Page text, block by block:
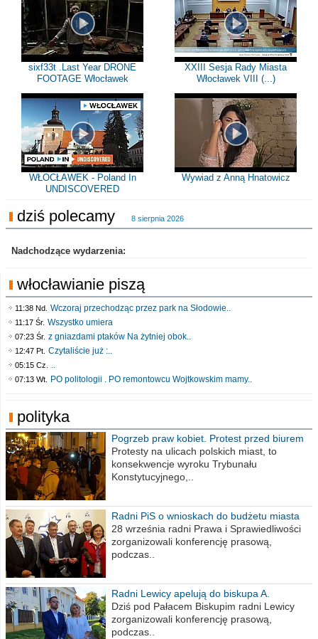
sixf33t .Last Year DRONE
FOOTAGE Włocławek
XXIII Sesja Rady Miasta
Włocławek VIII (...)
WŁOCŁAWEK - Poland In
UNDISCOVERED
Wywiad z Anną Hnatowicz
dziś polecamy 8 sierpnia 2026
Nadchodzące wydarzenia:
włocławianie piszą
11:38 Nd. Wczoraj przechodząc przez park na Słodowie..
11:17 Śr. Wszystko umiera
07:23 Śr. z gniazdami ptaków Na żytniej obok..
12:47 Pt. Czytaliście już :..
05:15 Cz. ..
07:13 Wt. PO politologii . PO remontowcu Wojtkowskim mamy..
polityka
Pogrzeb praw kobiet. Protest przed biurem
poselskim PiS
Protesty na ulicach polskich miast, to
konsekwencje wyroku Trybunału
Konstytucyjnego,..
Radni PiS o wnioskach do budżetu miasta
na 2021 rok
28 września radni Prawa i Sprawiedliwości
zorganizowali konferencję prasową,
podczas..
Radni Lewicy apelują do biskupa A.
Wiesława Meringa
Dziś pod Pałacem Biskupim radni Lewicy
zorganizowali konferencję prasową,
podczas..